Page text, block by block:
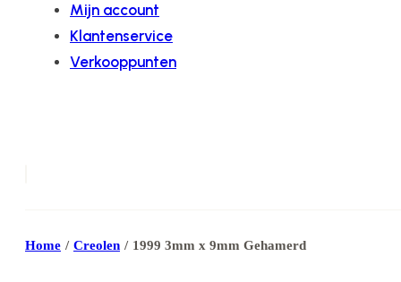
Mijn account
Klantenservice
Verkooppunten
Home / Creolen / 1999 3mm x 9mm Gehamerd